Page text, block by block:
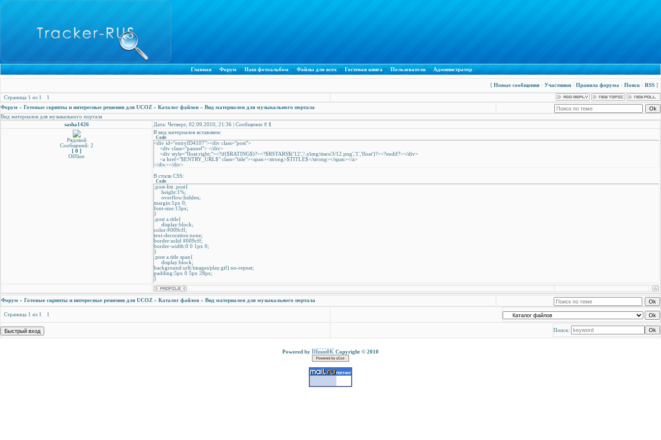
Главная• Форум •Наш фотоальбом • Файлы для всех • Гостевая книга • Пользователи• Администратор
[ Новые сообщения · Участники · Правила форума · Поиск · RSS ]
Страница 1 из 1
1
Форум » Готовые скрипты и интересные решения для UCOZ » Каталог файлов » Вид материалов для музыкального портала
Вид материалов для музыкального портала
sasha1426
Дата: Четверг, 02.09.2010, 21:36 | Сообщение # 1
Рядовой
Сообщений: 2
[ 0 ]
Offline
В вид материалов вставляем:
Code
<div id="entryID4107"><div class="post">
<div class="pannel"> </div>
<div style="float:right;"><?if($RATING$)?><?$RSTARS$('12','/.s/img/stars/3/12.png','1','float')?><?endif?></div>
<a href="$ENTRY_URL$" class="title"><span><strong>$TITLE$</strong></span></a>
</div></div>​
В стили CSS:
Code
.post-list .post{
height:1%;
overflow:hidden;
margin:1px 0;
font-size:13px;
}
.post a.title{
display:block;
color:#009cff;
text-decoration:none;
border:solid #009cff;
border-width:0 0 1px 0;
}
.post a.title span{
display:block;
background:url(/images/play.gif) no-repeat;
padding:5px 0 5px 28px;
}
.post a.title:hover{
text-decoration:none;
color:#ffffff;
background:#009cff;
float:right;
Форум » Готовые скрипты и интересные решения для UCOZ » Каталог файлов » Вид материалов для музыкального портала
Страница 1 из 1 1
Поиск:
Powered by DImm0K Copyright © 2010